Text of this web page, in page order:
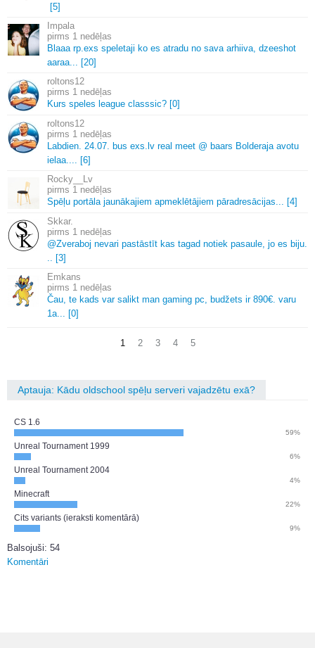
[5]
Impala
1 nedēļas
Blaaa rp. exs speletaji ko es atradu no sava arhiiva, dzeeshot
aaraa.
[20]
roltons12
1 nedēļas
Kurs speles league classsic? [0]
roltons12
1 nedēļas
Labdien. 24. 07. bus exs. lv real meet @ baars Bolderaja avotu
ielaa.
[6]
Rocky__Lv
1 nedēļas
Spēļu portāla jaunākajiem apmeklētājiem pāradresācijas.
[4]
Skkar.
1 nedēļas
@Zveraboj nevari pastāstīt kas tagad notiek pasaule, jo es biju.
[3]
Emkans
1 nedēļas
Čau, te kads var salikt man gaming pc, budžets ir 890€. varu
1a.
[0]
1 2 3 4 5
Aptauja: Kādu oldschool spēļu serveri vajadzētu exā?
CS 1.6
59%
Unreal Tournament 1999
6%
Unreal Tournament 2004
4%
Minecraft
22%
Cits variants (ieraksti komentārā)
9%
Balsojuši: 54
Komentāri